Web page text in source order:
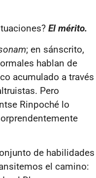
Elmérito.
; en sánscrito,
hablan de
acumulado a través
Pero
Rinpoché lo
de habilidades
el camino: